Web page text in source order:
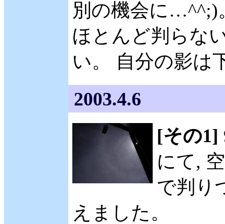
別の機会に…^^;)
ほとんど判らな
い。 自分の影は
2003.4.6
[その1]
にて,
で判り
えました。